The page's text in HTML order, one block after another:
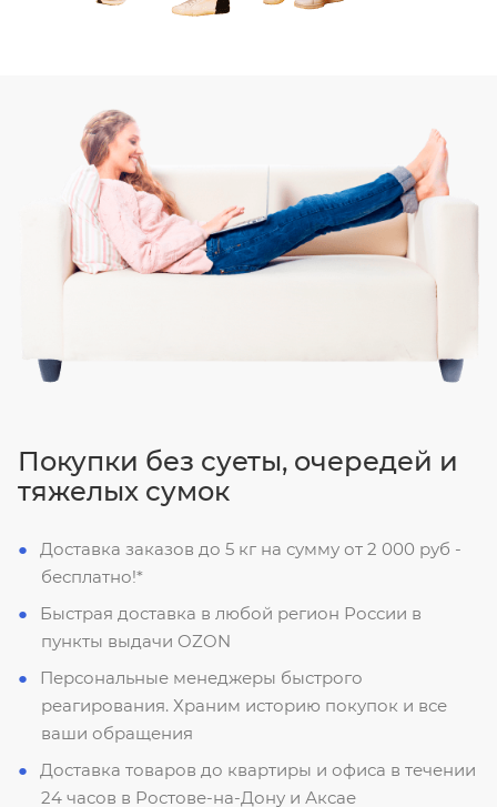
Покупки без суеты, очередей и
тяжелых сумок
Доставка заказов до 5 кг на сумму от 2 000 руб -
бесплатно!*
Быстрая доставка в любой регион России в
пункты выдачи OZON
Персональные менеджеры быстрого
реагирования. Храним историю покупок и все
ваши обращения
Доставка товаров до квартиры и офиса в течении
24 часов в Ростове-на-Дону и Аксае